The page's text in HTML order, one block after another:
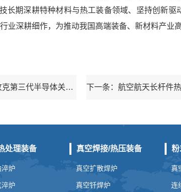
长期深耕特种材料与热工装备领域、坚持创新
业深耕细作，为推动我国高端装备、新材料产业
上一条：顶立科技荣获湖南省科技进步一等奖 攻克第三代半导体关键材料国产化难题
处理装备
炉
炉
真空焊接/热压装备
真空扩散焊炉
真空钎焊炉
粉
真
连